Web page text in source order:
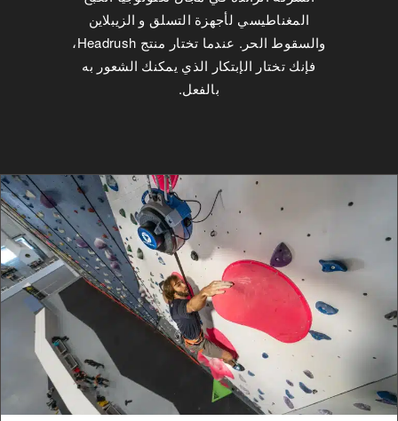
المغناطيسي لأجهزة التسلق و الزيبلاين
والسقوط الحر. عندما تختار منتج Headrush،
فإنك تختار الإبتكار الذي يمكنك الشعور به
بالفعل.